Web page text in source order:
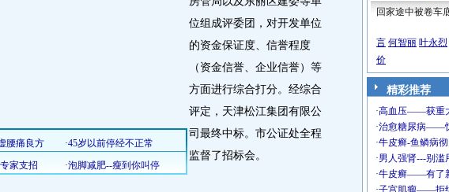
位组成评委团，对开发单位
的资金保证度、信誉程度
（资金信誉、企业信誉）等
方面进行综合打分。经综合
评定，天津松江集团有限公
司最终中标。市公证处全程
监督了招标会。
回家途中被卷车
言 何智丽 叶永烈
价
精彩推荐